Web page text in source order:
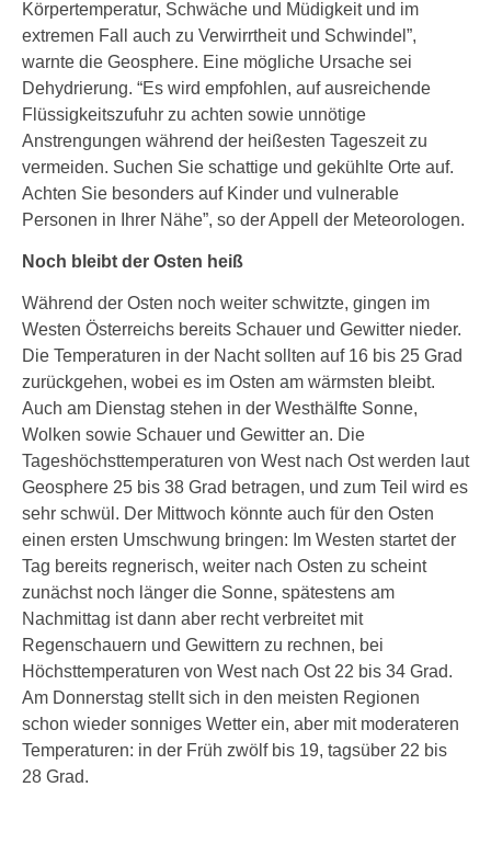
Körpertemperatur, Schwäche und Müdigkeit und im
extremen Fall auch zu Verwirrtheit und Schwindel”,
warnte die Geosphere. Eine mögliche Ursache sei
Dehydrierung. “Es wird empfohlen, auf ausreichende
Flüssigkeitszufuhr zu achten sowie unnötige
Anstrengungen während der heißesten Tageszeit zu
vermeiden. Suchen Sie schattige und gekühlte Orte auf.
Achten Sie besonders auf Kinder und vulnerable
Personen in Ihrer Nähe”, so der Appell der Meteorologen.
Noch bleibt der Osten heiß
Während der Osten noch weiter schwitzte, gingen im
Westen Österreichs bereits Schauer und Gewitter nieder.
Die Temperaturen in der Nacht sollten auf 16 bis 25 Grad
zurückgehen, wobei es im Osten am wärmsten bleibt.
Auch am Dienstag stehen in der Westhälfte Sonne,
Wolken sowie Schauer und Gewitter an. Die
Tageshöchsttemperaturen von West nach Ost werden laut
Geosphere 25 bis 38 Grad betragen, und zum Teil wird es
sehr schwül. Der Mittwoch könnte auch für den Osten
einen ersten Umschwung bringen: Im Westen startet der
Tag bereits regnerisch, weiter nach Osten zu scheint
zunächst noch länger die Sonne, spätestens am
Nachmittag ist dann aber recht verbreitet mit
Regenschauern und Gewittern zu rechnen, bei
Höchsttemperaturen von West nach Ost 22 bis 34 Grad.
Am Donnerstag stellt sich in den meisten Regionen
schon wieder sonniges Wetter ein, aber mit moderateren
Temperaturen: in der Früh zwölf bis 19, tagsüber 22 bis
28 Grad.